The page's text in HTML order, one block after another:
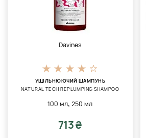
Davines
УЩІЛЬНЮЮЧИЙ ШАМПУНЬ
NATURAL TECH REPLUMPING SHAMPOO
100 мл,250 мл
713 ₴